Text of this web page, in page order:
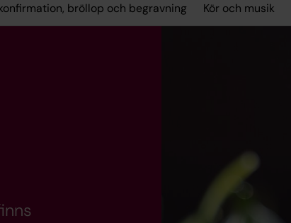
bröllop och begravning Kör och musik